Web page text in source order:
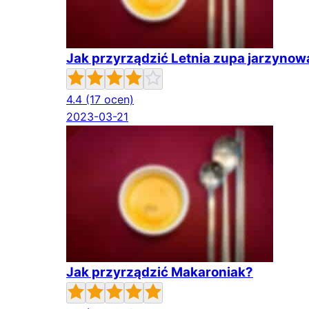
Jak przyrządzić Letnia zupa
4.4 (17 ocen)
2023-03-21
Jak przyrządzić Makaroniak?